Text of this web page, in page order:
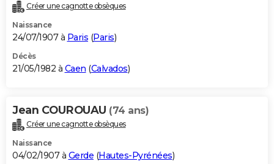
Créer une cagnotte obsèques
Naissance
24/07/1907 à Paris (Paris)
Décès
21/05/1982 à Caen (Calvados)
Jean COUROUAU (74 ans)
Créer une cagnotte obsèques
Naissance
04/02/1907 à Gerde (Hautes-Pyrénées)